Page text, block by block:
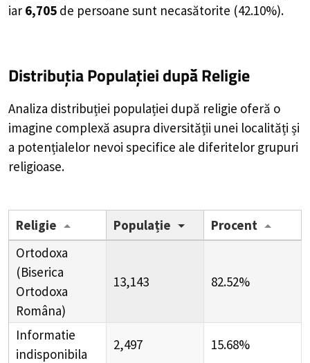
iar 6,705 de persoane sunt necasătorite (42.10%).
Distribuția Populațieidupă Religie
Analiza distribuției populației după religie oferă o
imagine complexă asupra diversității unei localități și
a potențialelor nevoi specifice ale diferitelor grupuri
religioase.
Religie Populație
Procent
Ortodoxa
(Biserica
Ortodoxa
Româna)
13,143 82.52%
Informatie
indisponibila
2,497 15.68%